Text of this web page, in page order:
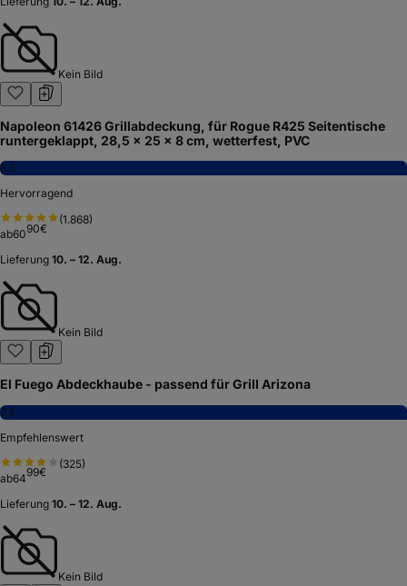
Kein Bild
Napoleon 61426 Grillabdeckung, für Rogue R425 Seitentische
runtergeklappt, 28,5 x 25 x 8 cm, wetterfest, PVC
8,3
Hervorragend
(1.868)
ab6090€
Lieferung 10. – 12. Aug.
Kein Bild
El Fuego Abdeckhaube - passend für Grill Arizona
7,3
Empfehlenswert
(325)
ab6499€
Lieferung 10. – 12. Aug.
Kein Bild